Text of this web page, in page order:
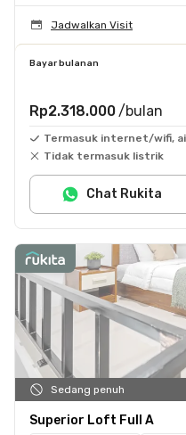
Jadwalkan Visit
Bayar bulanan
Rp2.318.000 /bulan
Termasuk internet/wifi,
Tidak termasuk listrik
Chat Rukita
Sedang penuh
Superior Loft Full A